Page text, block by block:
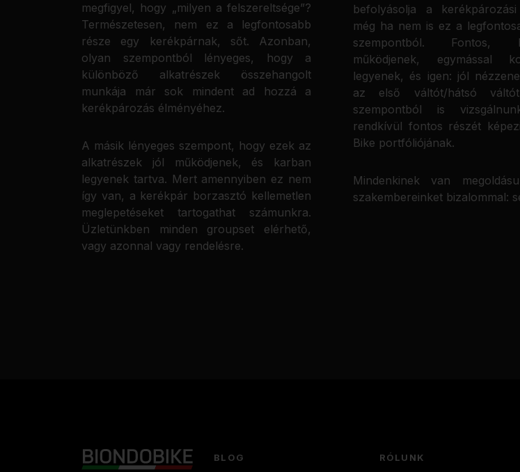
megfigyel, hogy „milyen a felszereltsége”?
Természetesen, nem ez a legfontosabb
része egy kerékpárnak, sőt. Azonban,
olyan szempontból lényeges, hogy a
különböző alkatrészek összehangolt
munkája már sok mindent ad hozzá a
kerékpározás élményéhez.
A másik lényeges szempont, hogy ezek az
alkatrészek jól működjenek, és karban
legyenek tartva. Mert amennyiben ez nem
így van, a kerékpár borzasztó kellemetlen
meglepetéseket tartogathat számunkra.
Üzletünkben minden groupset elérhető,
vagy azonnal vagy rendelésre.
befolyásolja a
még ha nem is ez a
szempontból.
működjenek, egymással
legyenek, és igen: jól
az első váltót/hátsó
szempontból is
rendkívül fontos részét
Bike portfóliójának.
Mindenkinek van
szakembereinket bizalommal:
BLOG RÓLUNK